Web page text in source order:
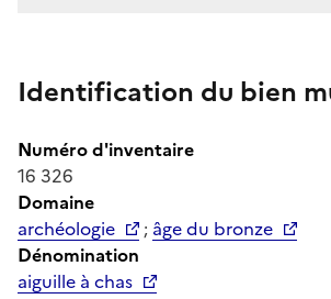
Identification du bien
Numéro d'inventaire
16 326
Domaine
archéologie
; âge du bronze
Dénomination
aiguille à chas